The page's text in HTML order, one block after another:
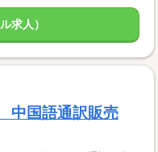
求人）
国語通訳販売